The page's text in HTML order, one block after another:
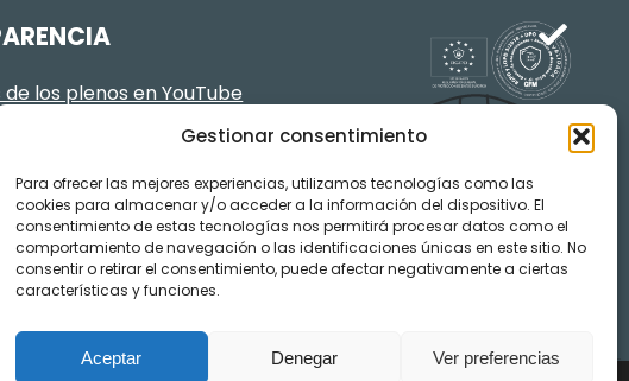
Gestionar consentimiento
Para ofrecer las mejores experiencias, utilizamos tecnologías como las
cookies para almacenar y/o acceder a la información del dispositivo. El
consentimiento de estas tecnologías nos permitirá procesar datos como el
comportamiento de navegación o las identificaciones únicas en este sitio. No
consentir o retirar el consentimiento, puede afectar negativamente a ciertas
características y funciones.
Aceptar Denegar Ver preferencias
de los plenos en YouTube